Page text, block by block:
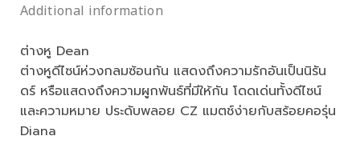
Additional information
ต่างหู Dean
ต่างหูดีไซน์ห่วงกลมซ้อนกัน แสดงถึงความรักอันเป็นนิรัน
ดร์ หรือแสดงถึงความผูกพันธ์ที่มีให้กัน โดดเด่นทั้งดีไซน์
และความหมาย ประดับพลอย CZ แมตช์ง่ายกับสร้อยคอรุ่น
Diana